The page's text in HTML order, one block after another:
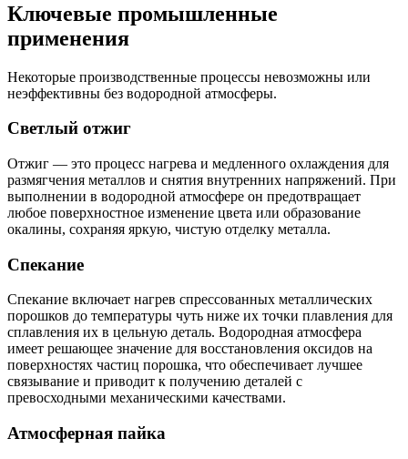
Ключевые промышленные
применения
Некоторые производственные процессы невозможны или
неэффективны без водородной атмосферы.
Светлый отжиг
Отжиг — это процесс нагрева и медленного охлаждения для
размягчения металлов и снятия внутренних напряжений. При
выполнении в водородной атмосфере он предотвращает
любое поверхностное изменение цвета или образование
окалины, сохраняя яркую, чистую отделку металла.
Спекание
Спекание включает нагрев спрессованных металлических
порошков до температуры чуть ниже их точки плавления для
сплавления их в цельную деталь. Водородная атмосфера
имеет решающее значение для восстановления оксидов на
поверхностях частиц порошка, что обеспечивает лучшее
связывание и приводит к получению деталей с
превосходными механическими качествами.
Атмосферная пайка